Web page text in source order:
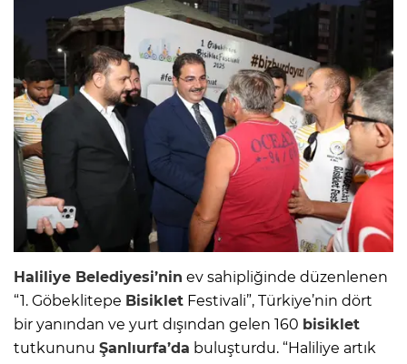
Haliliye Belediyesi’nin ev sahipliğinde düzenlenen
“1. Göbeklitepe Bisiklet Festivali”, Türkiye’nin dört
bir yanından ve yurt dışından gelen 160 bisiklet
tutkununu Şanlıurfa’da buluşturdu. “Haliliye artık